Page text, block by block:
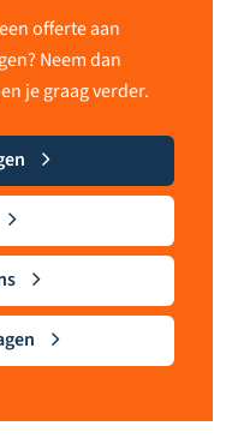
offerte aan
Neem dan
je graag verder.